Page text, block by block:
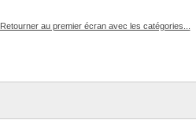
Retourner au premier écran avec les catégories...